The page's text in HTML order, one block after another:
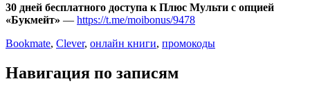
30 дней бесплатного доступа к Плюс Мульти с опцией
«Букмейт» — https://t.me/moibonus/9478
Bookmate, Clever, онлайн книги, промокоды
Навигация по записям